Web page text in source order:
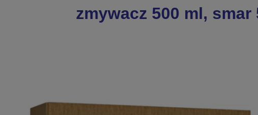
zmywacz 500 ml,